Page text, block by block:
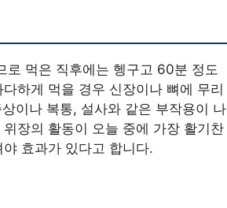
로 먹은 직후에는 헹구고 60분 정도
하게 먹을 경우 신장이나 뼈에 무리
이나 복통, 설사와 같은 부작용이 나
장의 활동이 오늘 중에 가장 활기찬
효과가 있다고 합니다.